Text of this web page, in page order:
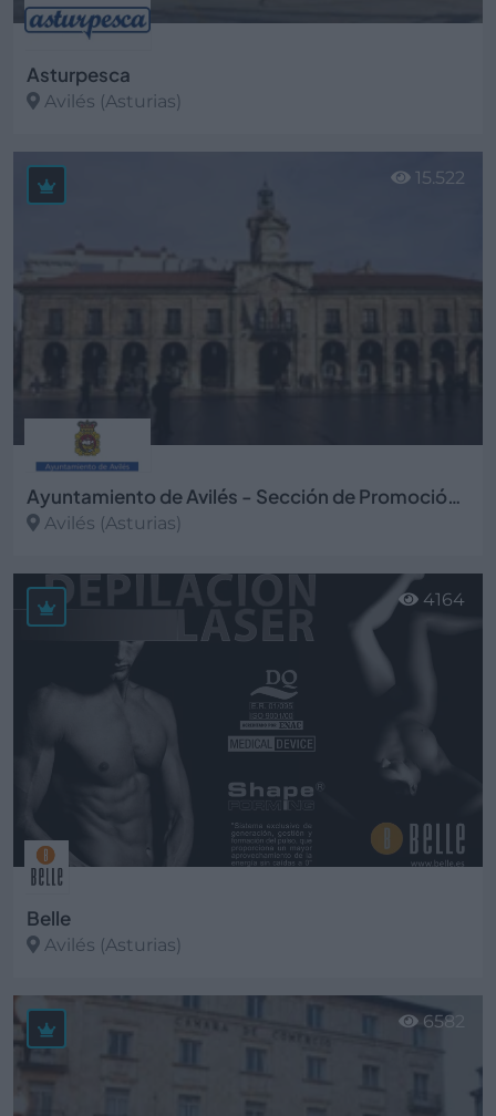
Asturpesca
Avilés (Asturias)
Ver más
Ayuntamiento de Avilés - Sección de Promoción Empresarial
Avilés (Asturias)
Ver más
15.522
Belle
Avilés (Asturias)
Ver más
4164
6582